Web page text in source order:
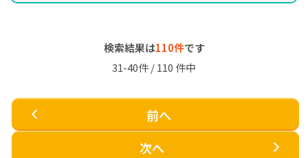
検索結果は110件です
31-40件 / 110 件中
前へ
次へ